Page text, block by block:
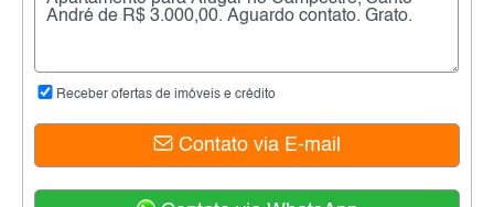
Receber ofertas de imóveis e crédito
Contato via E-mail